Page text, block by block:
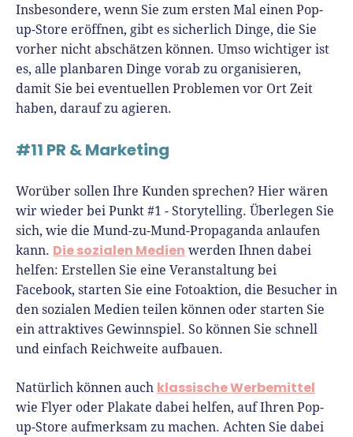
Insbesondere, wenn Sie zum ersten Mal einen Pop-
up-Store eröffnen, gibt es sicherlich Dinge, die Sie
vorher nicht abschätzen können. Umso wichtiger ist
es, alle planbaren Dinge vorab zu organisieren,
damit Sie bei eventuellen Problemen vor Ort Zeit
haben, darauf zu agieren.
#11 PR & Marketing
Worüber sollen Ihre Kunden sprechen? Hier wären
wir wieder bei Punkt #1 - Storytelling. Überlegen Sie
sich, wie die Mund-zu-Mund-Propaganda anlaufen
kann. Die sozialen Medien werden Ihnen dabei
helfen: Erstellen Sie eine Veranstaltung bei
Facebook, starten Sie eine Fotoaktion, die Besucher in
den sozialen Medien teilen können oder starten Sie
ein attraktives Gewinnspiel. So können Sie schnell
und einfach Reichweite aufbauen.
Natürlich können auch klassische Werbemittel
wie Flyer oder Plakate dabei helfen, auf Ihren Pop-
up-Store aufmerksam zu machen. Achten Sie dabei